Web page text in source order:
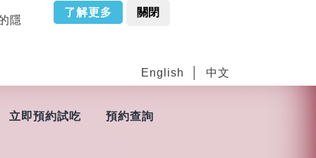
隱
了解更多 關閉
English 中文
立即預約試吃 預約查詢